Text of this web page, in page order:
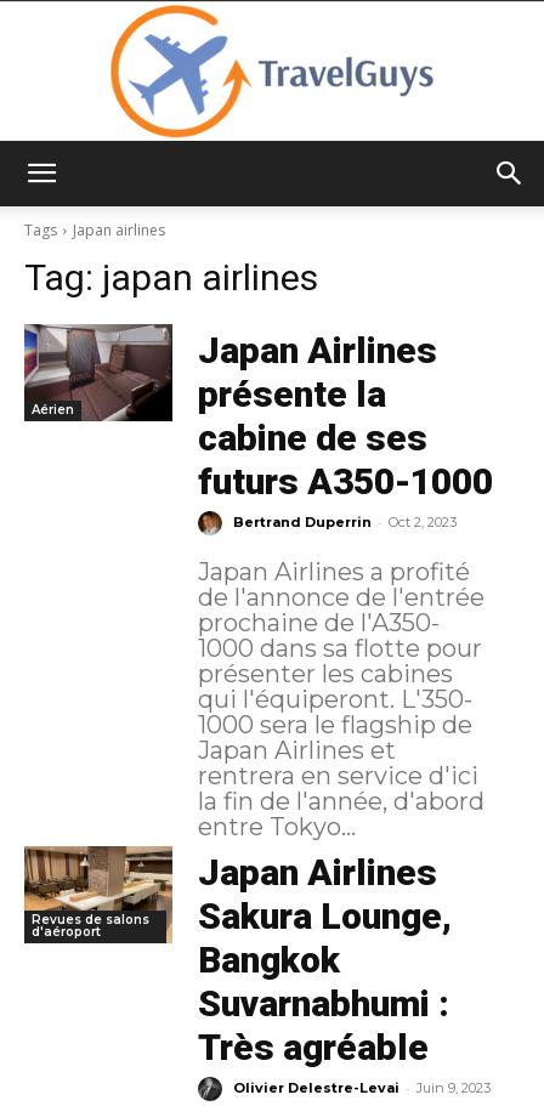
Tags
Japan airlines
Tag: japan airlines
Aérien
Japan Airlines
présente la
cabine de ses
futurs A350-1000
Bertrand Duperrin - Oct 2, 2023
Japan Airlines a profité
de l'annonce de l'entrée
prochaine de l'A350-
1000 dans sa flotte pour
présenter les cabines
qui l'équiperont. L'350-
1000 sera le flagship de
Japan Airlines et
rentrera en service d'ici
la fin de l'année, d'abord
entre Tokyo...
Revues de salons
d'aéroport
Japan Airlines
Sakura Lounge,
Bangkok
Suvarnabhumi :
Très agréable
Olivier Delestre-Levai - Juin 9, 2023